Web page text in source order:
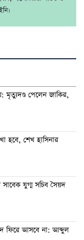
মৃত্যুদণ্ড পেলেন জাকির,
হবে, শেখ হাসিনার
যুগ্ম সচিব সৈয়দ
ফিরে আসবে না: আব্দুল